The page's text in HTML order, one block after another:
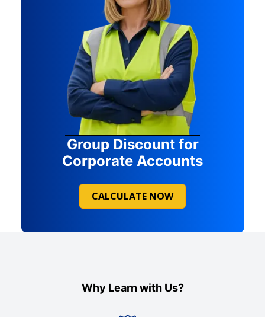
Group Discount for
Corporate Accounts
CALCULATE NOW
Why Learn with Us?